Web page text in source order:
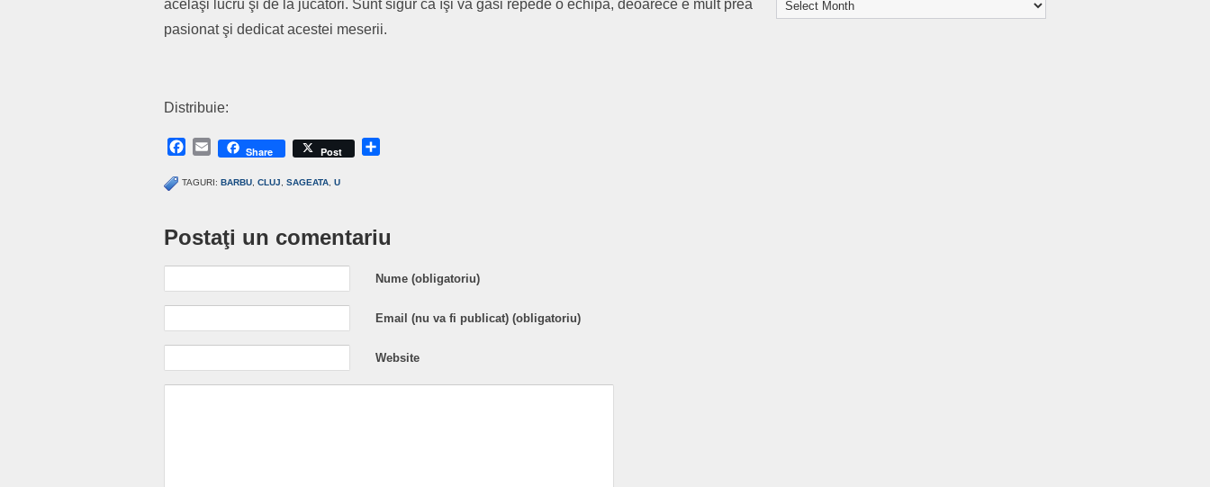
acelaşi lucru şi de la jucători. Sunt sigur că îşi va găsi repede o echipă, deoarece e mult prea
pasionat şi dedicat acestei meserii.
Distribuie:
Facebook
EmailShare Post
TAGURI: BARBU, CLUJ, SAGEATA, U
Postaţi un comentariu
Nume (obligatoriu)
Email (nu va fi publicat) (obligatoriu)
Website
Transilvania